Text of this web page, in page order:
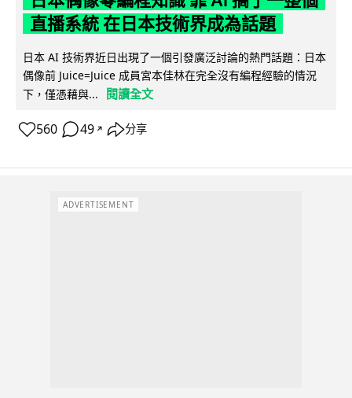
直播系統 在日本技術界成為話題
日本 AI 技術界近日出現了一個引發廣泛討論的熱門話題：日本
偶像前 Juice=Juice 成員宮本佳林在完全沒有編程經驗的情況
下，僅憑藉與...
閱讀全文
560 49 ↗ 分享
ADVERTISEMENT